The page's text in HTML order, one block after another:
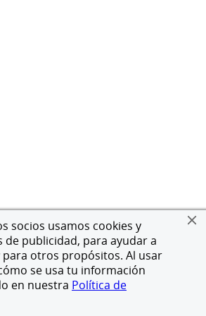
socios usamos cookies y
publicidad, para ayudar a
otros propósitos. Al usar
se usa tu información
en nuestra Política de